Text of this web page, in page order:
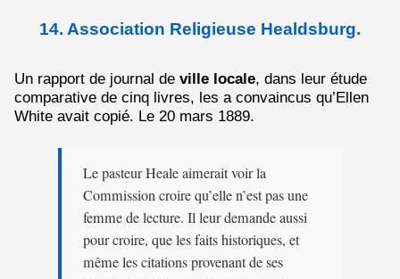
14. Association Religieuse Healdsburg.
Un rapport de journal de ville locale, dans leur étude
comparative de cinq livres, les a convaincus qu’Ellen
White avait copié. Le 20 mars 1889.
Le pasteur Heale aimerait voir la
Commission croire qu’elle n’est pas une
femme de lecture. Il leur demande aussi
pour croire, que les faits historiques, et
même les citations provenant de ses